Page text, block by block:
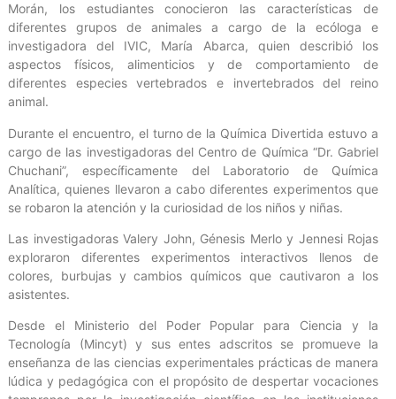
Morán, los estudiantes conocieron las características de
diferentes grupos de animales a cargo de la ecóloga e
investigadora del IVIC, María Abarca, quien describió los
aspectos físicos, alimenticios y de comportamiento de
diferentes especies vertebrados e invertebrados del reino
animal.
Durante el encuentro, el turno de la Química Divertida estuvo a
cargo de las investigadoras del Centro de Química “Dr. Gabriel
Chuchani”, específicamente del Laboratorio de Química
Analítica, quienes llevaron a cabo diferentes experimentos que
se robaron la atención y la curiosidad de los niños y niñas.
Las investigadoras Valery John, Génesis Merlo y Jennesi Rojas
exploraron diferentes experimentos interactivos llenos de
colores, burbujas y cambios químicos que cautivaron a los
asistentes.
Desde el Ministerio del Poder Popular para Ciencia y la
Tecnología (Mincyt) y sus entes adscritos se promueve la
enseñanza de las ciencias experimentales prácticas de manera
lúdica y pedagógica con el propósito de despertar vocaciones